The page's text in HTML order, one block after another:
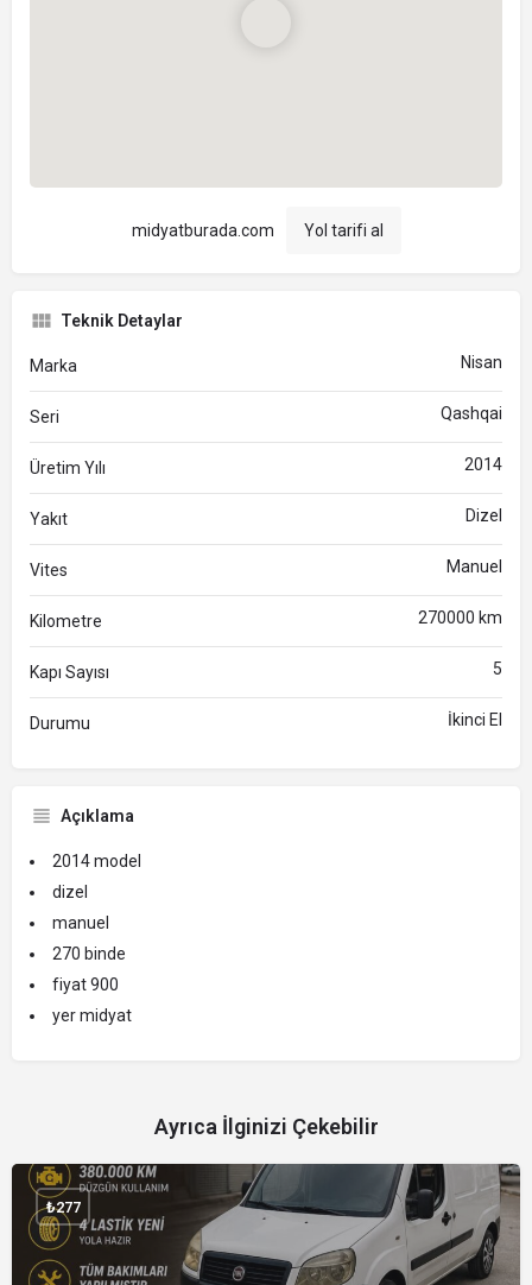
midyatburada.com Yol tarifi al
Teknik Detaylar
Marka Nisan
Seri Qashqai
Üretim Yılı 2014
Yakıt Dizel
Vites Manuel
Kilometre 270000 km
Kapı Sayısı 5
Durumu İkinci El
Açıklama
2014 model
dizel
manuel
270 binde
fiyat 900
yer midyat
Ayrıca İlginizi Çekebilir
₺277